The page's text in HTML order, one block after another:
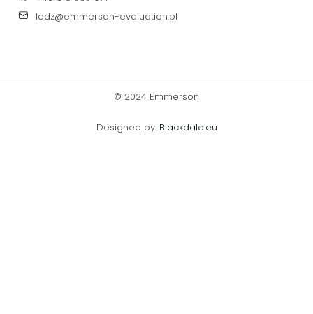
lodz@emmerson-evaluation.pl
© 2024 Emmerson
Designed by: Blackdale.eu